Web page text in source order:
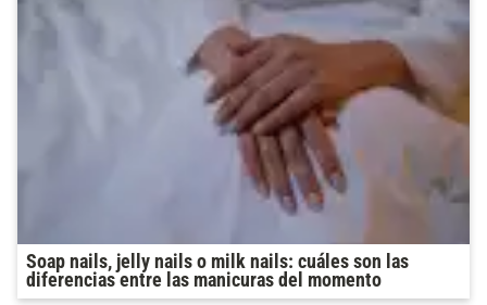
Soap nails, jelly nails o milk nails: cuáles son las
diferencias entre las manicuras del momento